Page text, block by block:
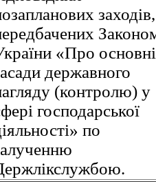
заходів,
«Про основні
державного
(контролю) у
господарської
по